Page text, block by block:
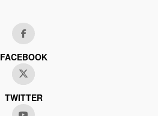
FACEBOOK
TWITTER